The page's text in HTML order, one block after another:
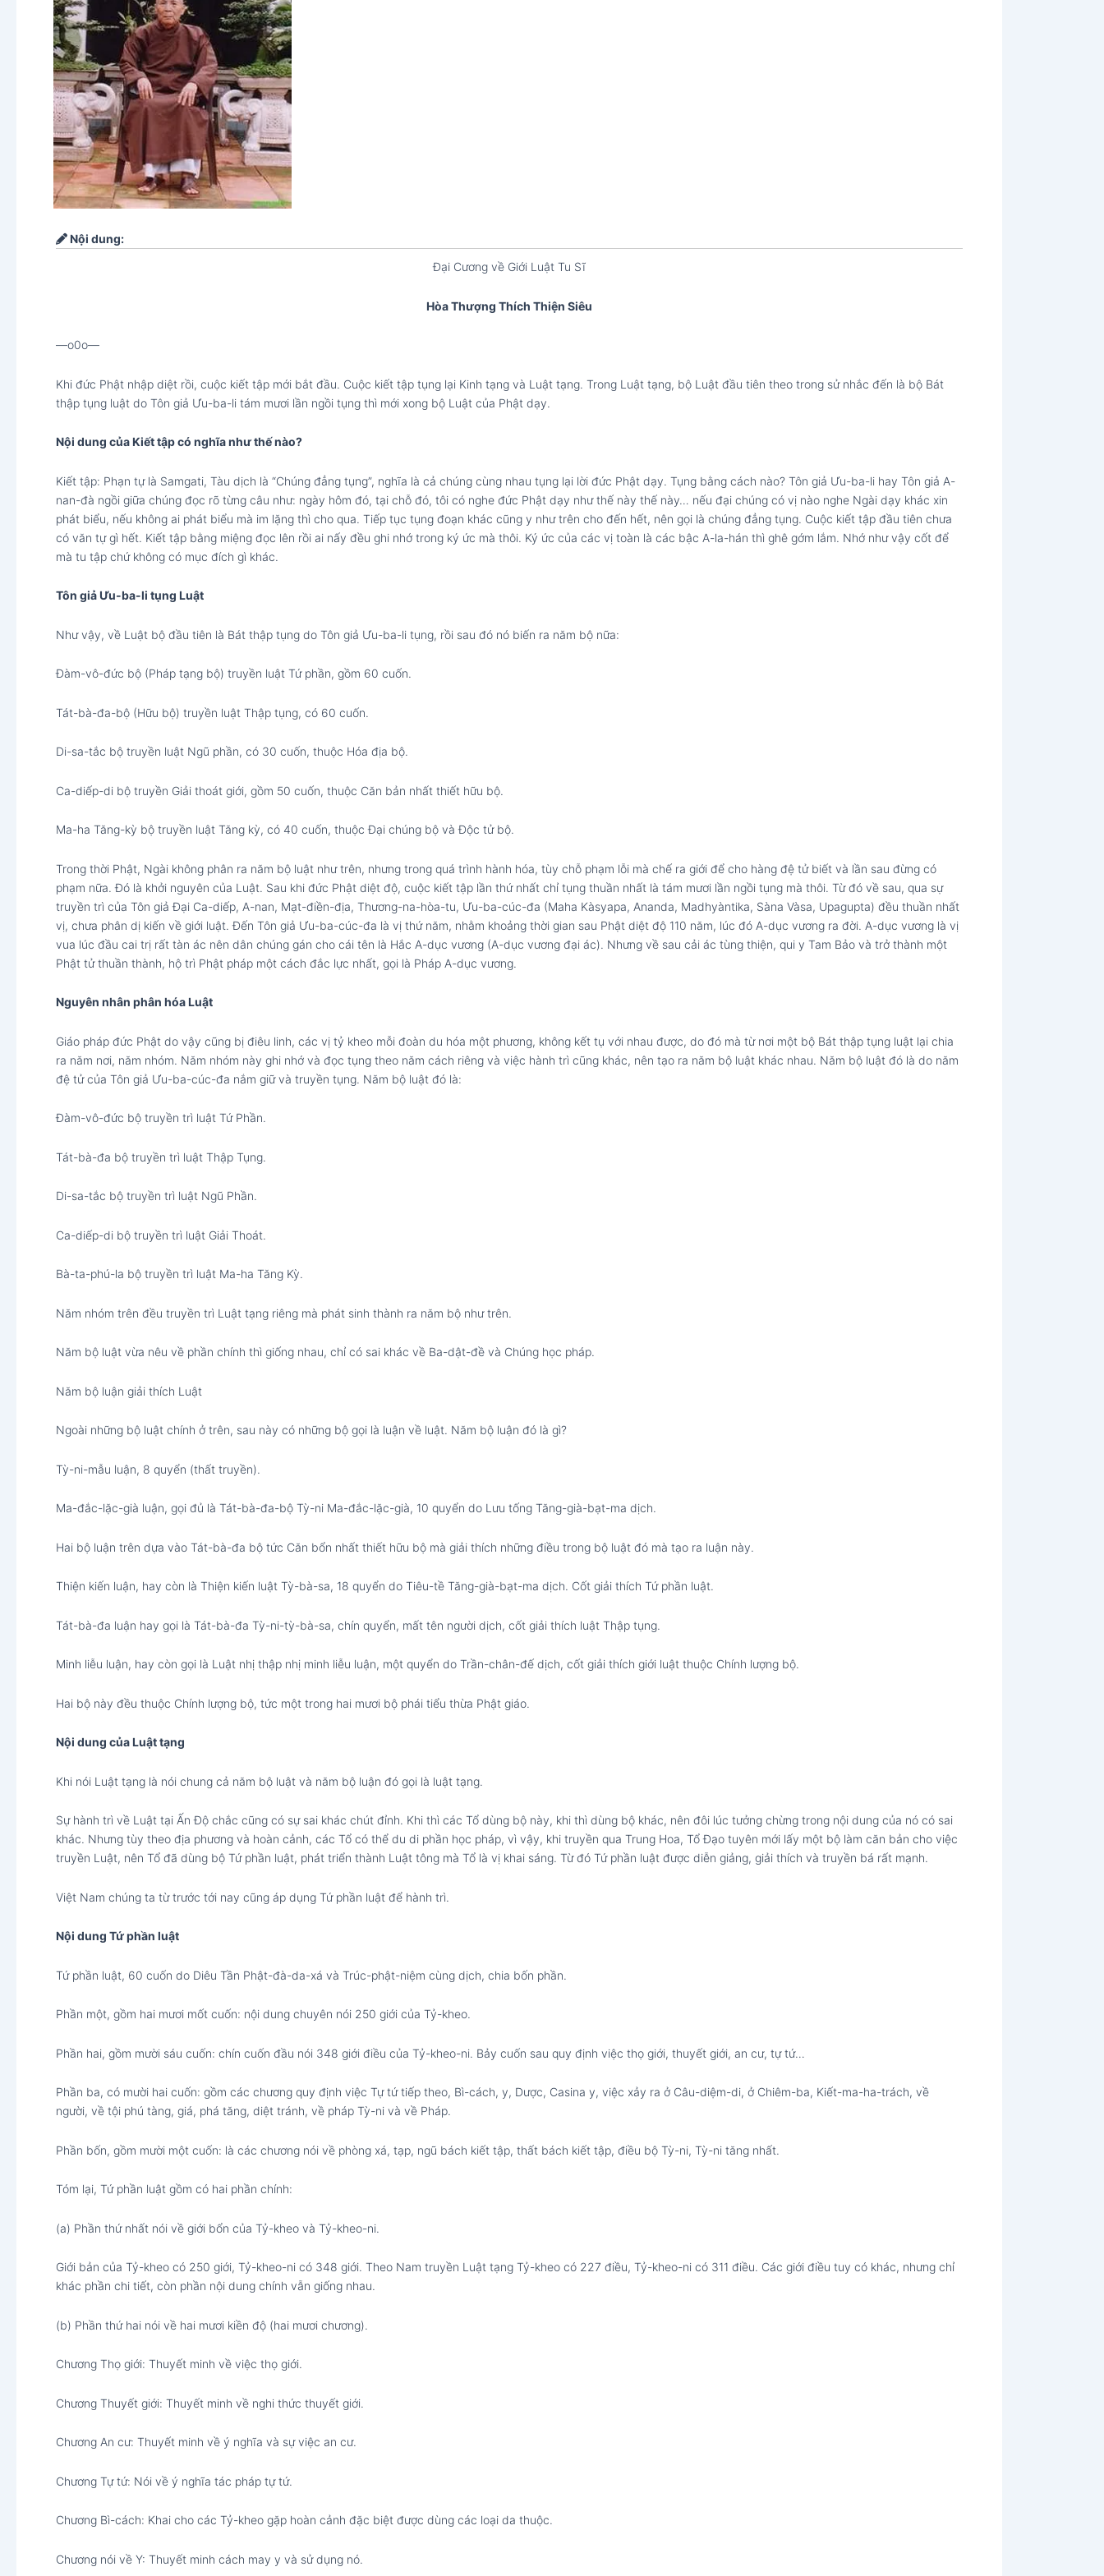
Nội dung:
Đại Cương về Giới Luật Tu Sĩ
Hòa Thượng Thích Thiện Siêu
—o0o—
Khi đức Phật nhập diệt rồi, cuộc kiết tập mới bắt đầu. Cuộc kiết tập tụng lại Kinh tạng và Luật tạng. Trong Luật tạng, bộ Luật đầu tiên theo trong sử nhắc đến là bộ Bát
thập tụng luật do Tôn giả Ưu-ba-li tám mươi lần ngồi tụng thì mới xong bộ Luật của Phật dạy.
Nội dung của Kiết tập có nghĩa như thế nào?
Kiết tập: Phạn tự là Samgati, Tàu dịch là “Chúng đẳng tụng”, nghĩa là cả chúng cùng nhau tụng lại lời đức Phật dạy. Tụng bằng cách nào? Tôn giả Ưu-ba-li hay Tôn giả A-
nan-đà ngồi giữa chúng đọc rõ từng câu như: ngày hôm đó, tại chỗ đó, tôi có nghe đức Phật dạy như thế này thế này… nếu đại chúng có vị nào nghe Ngài dạy khác xin
phát biểu, nếu không ai phát biểu mà im lặng thì cho qua. Tiếp tục tụng đoạn khác cũng y như trên cho đến hết, nên gọi là chúng đẳng tụng. Cuộc kiết tập đầu tiên chưa
có văn tự gì hết. Kiết tập bằng miệng đọc lên rồi ai nấy đều ghi nhớ trong ký ức mà thôi. Ký ức của các vị toàn là các bậc A-la-hán thì ghê gớm lắm. Nhớ như vậy cốt để
mà tu tập chứ không có mục đích gì khác.
Tôn giả Ưu-ba-li tụng Luật
Như vậy, về Luật bộ đầu tiên là Bát thập tụng do Tôn giả Ưu-ba-li tụng, rồi sau đó nó biến ra năm bộ nữa:
Đàm-vô-đức bộ (Pháp tạng bộ) truyền luật Tứ phần, gồm 60 cuốn.
Tát-bà-đa-bộ (Hữu bộ) truyền luật Thập tụng, có 60 cuốn.
Di-sa-tắc bộ truyền luật Ngũ phần, có 30 cuốn, thuộc Hóa địa bộ.
Ca-diếp-di bộ truyền Giải thoát giới, gồm 50 cuốn, thuộc Căn bản nhất thiết hữu bộ.
Ma-ha Tăng-kỳ bộ truyền luật Tăng kỳ, có 40 cuốn, thuộc Đại chúng bộ và Độc tử bộ.
Trong thời Phật, Ngài không phân ra năm bộ luật như trên, nhưng trong quá trình hành hóa, tùy chỗ phạm lỗi mà chế ra giới để cho hàng đệ tử biết và lần sau đừng có
phạm nữa. Đó là khởi nguyên của Luật. Sau khi đức Phật diệt độ, cuộc kiết tập lần thứ nhất chỉ tụng thuần nhất là tám mươi lần ngồi tụng mà thôi. Từ đó về sau, qua sự
truyền trì của Tôn giả Đại Ca-diếp, A-nan, Mạt-điền-địa, Thương-na-hòa-tu, Ưu-ba-cúc-đa (Maha Kàsyapa, Ananda, Madhyàntika, Sàna Vàsa, Upagupta) đều thuần nhất
vị, chưa phân dị kiến về giới luật. Đến Tôn giả Ưu-ba-cúc-đa là vị thứ năm, nhằm khoảng thời gian sau Phật diệt độ 110 năm, lúc đó A-dục vương ra đời. A-dục vương là vị
vua lúc đầu cai trị rất tàn ác nên dân chúng gán cho cái tên là Hắc A-dục vương (A-dục vương đại ác). Nhưng về sau cải ác tùng thiện, qui y Tam Bảo và trở thành một
Phật tử thuần thành, hộ trì Phật pháp một cách đắc lực nhất, gọi là Pháp A-dục vương.
Nguyên nhân phân hóa Luật
Giáo pháp đức Phật do vậy cũng bị điêu linh, các vị tỷ kheo mỗi đoàn du hóa một phương, không kết tụ với nhau được, do đó mà từ nơi một bộ Bát thập tụng luật lại chia
ra năm nơi, năm nhóm. Năm nhóm này ghi nhớ và đọc tụng theo năm cách riêng và việc hành trì cũng khác, nên tạo ra năm bộ luật khác nhau. Năm bộ luật đó là do năm
đệ tử của Tôn giả Ưu-ba-cúc-đa nắm giữ và truyền tụng. Năm bộ luật đó là:
Đàm-vô-đức bộ truyền trì luật Tứ Phần.
Tát-bà-đa bộ truyền trì luật Thập Tụng.
Di-sa-tắc bộ truyền trì luật Ngũ Phần.
Ca-diếp-di bộ truyền trì luật Giải Thoát.
Bà-ta-phú-la bộ truyền trì luật Ma-ha Tăng Kỳ.
Năm nhóm trên đều truyền trì Luật tạng riêng mà phát sinh thành ra năm bộ như trên.
Năm bộ luật vừa nêu về phần chính thì giống nhau, chỉ có sai khác về Ba-dật-đề và Chúng học pháp.
Năm bộ luận giải thích Luật
Ngoài những bộ luật chính ở trên, sau này có những bộ gọi là luận về luật. Năm bộ luận đó là gì?
Tỳ-ni-mẫu luận, 8 quyển (thất truyền).
Ma-đắc-lặc-già luận, gọi đủ là Tát-bà-đa-bộ Tỳ-ni Ma-đắc-lặc-già, 10 quyển do Lưu tống Tăng-già-bạt-ma dịch.
Hai bộ luận trên dựa vào Tát-bà-đa bộ tức Căn bổn nhất thiết hữu bộ mà giải thích những điều trong bộ luật đó mà tạo ra luận này.
Thiện kiến luận, hay còn là Thiện kiến luật Tỳ-bà-sa, 18 quyển do Tiêu-tề Tăng-già-bạt-ma dịch. Cốt giải thích Tứ phần luật.
Tát-bà-đa luận hay gọi là Tát-bà-đa Tỳ-ni-tỳ-bà-sa, chín quyển, mất tên người dịch, cốt giải thích luật Thập tụng.
Minh liễu luận, hay còn gọi là Luật nhị thập nhị minh liễu luận, một quyển do Trần-chân-đế dịch, cốt giải thích giới luật thuộc Chính lượng bộ.
Hai bộ này đều thuộc Chính lượng bộ, tức một trong hai mươi bộ phái tiểu thừa Phật giáo.
Nội dung của Luật tạng
Khi nói Luật tạng là nói chung cả năm bộ luật và năm bộ luận đó gọi là luật tạng.
Sự hành trì về Luật tại Ấn Độ chắc cũng có sự sai khác chút đỉnh. Khi thì các Tổ dùng bộ này, khi thì dùng bộ khác, nên đôi lúc tưởng chừng trong nội dung của nó có sai
khác. Nhưng tùy theo địa phương và hoàn cảnh, các Tổ có thể du di phần học pháp, vì vậy, khi truyền qua Trung Hoa, Tổ Đạo tuyên mới lấy một bộ làm căn bản cho việc
truyền Luật, nên Tổ đã dùng bộ Tứ phần luật, phát triển thành Luật tông mà Tổ là vị khai sáng. Từ đó Tứ phần luật được diễn giảng, giải thích và truyền bá rất mạnh.
Việt Nam chúng ta từ trước tới nay cũng áp dụng Tứ phần luật để hành trì.
Nội dung Tứ phần luật
Tứ phần luật, 60 cuốn do Diêu Tần Phật-đà-da-xá và Trúc-phật-niệm cùng dịch, chia bốn phần.
Phần một, gồm hai mươi mốt cuốn: nội dung chuyên nói 250 giới của Tỷ-kheo.
Phần hai, gồm mười sáu cuốn: chín cuốn đầu nói 348 giới điều của Tỷ-kheo-ni. Bảy cuốn sau quy định việc thọ giới, thuyết giới, an cư, tự tứ…
Phần ba, có mười hai cuốn: gồm các chương quy định việc Tự tứ tiếp theo, Bì-cách, y, Dược, Casina y, việc xảy ra ở Câu-diệm-di, ở Chiêm-ba, Kiết-ma-ha-trách, về
người, về tội phú tàng, giá, phá tăng, diệt tránh, về pháp Tỳ-ni và về Pháp.
Phần bốn, gồm mười một cuốn: là các chương nói về phòng xá, tạp, ngũ bách kiết tập, thất bách kiết tập, điều bộ Tỳ-ni, Tỳ-ni tăng nhất.
Tóm lại, Tứ phần luật gồm có hai phần chính:
(a) Phần thứ nhất nói về giới bổn của Tỷ-kheo và Tỷ-kheo-ni.
Giới bản của Tỷ-kheo có 250 giới, Tỷ-kheo-ni có 348 giới. Theo Nam truyền Luật tạng Tỷ-kheo có 227 điều, Tỷ-kheo-ni có 311 điều. Các giới điều tuy có khác, nhưng chỉ
khác phần chi tiết, còn phần nội dung chính vẫn giống nhau.
(b) Phần thứ hai nói về hai mươi kiền độ (hai mươi chương).
Chương Thọ giới: Thuyết minh về việc thọ giới.
Chương Thuyết giới: Thuyết minh về nghi thức thuyết giới.
Chương An cư: Thuyết minh về ý nghĩa và sự việc an cư.
Chương Tự tứ: Nói về ý nghĩa tác pháp tự tứ.
Chương Bì-cách: Khai cho các Tỷ-kheo gặp hoàn cảnh đặc biệt được dùng các loại da thuộc.
Chương nói về Y: Thuyết minh cách may y và sử dụng nó.